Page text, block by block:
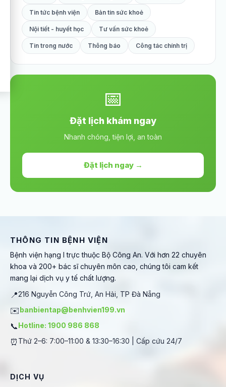
Tin tức bệnh viện Bản tin sức khoẻ
Nội tiết - huyết học Tư vấn sức khoẻ
Tin trong nước Thông báo Công tác chính trị
📅
Đặt lịch khám ngay
Nhanh chóng, tiện lợi, an toàn
Đặt lịch ngay →
THÔNG TIN BỆNH VIỆN
Bệnh viện hạng I trực thuộc Bộ Công An. Với hơn 22 chuyên
khoa và 200+ bác sĩ chuyên môn cao, chúng tôi cam kết
mang lại dịch vụ y tế chất lượng.
📍216 Nguyễn Công Trứ, An Hải, TP Đà Nẵng
✉️banbientap@benhvien199.vn
📞Hotline: 1900 986 868
⏰ Thứ 2–6: 7:00–11:00 & 13:30–16:30 | Cấp cứu 24/7
DỊCH VỤ